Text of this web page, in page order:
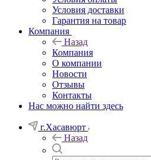
Условия доставки
Гарантия на товар
Компания
Назад
Компания
О компании
Новости
Отзывы
Контакты
Нас можно найти здесь
г.Хасавюрт
Назад